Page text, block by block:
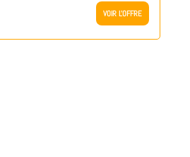
VOIR L'OFFRE